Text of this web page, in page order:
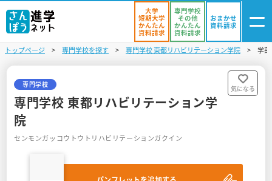
資料リスト
オープンキャンパスを探す
大学
短期大学
かんたん
資料請求
専門学校
その他
かんたん
資料請求
おまかせ
資料請求
トップページ 専門学校を探す 専門学校 東都リハビリテーション学院 学
専門学校
専門学校 東都リハビリテーション学
院
センモンガッコウトウトリハビリテーションガクイン
気になる